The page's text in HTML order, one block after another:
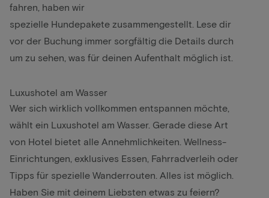
fahren, haben wir
spezielle Hundepakete zusammengestellt. Lese dir
vor der Buchung immer sorgfältig die Details durch
um zu sehen, was für deinen Aufenthalt möglich ist.
Luxushotel am Wasser
Wer sich wirklich vollkommen entspannen möchte,
wählt ein Luxushotel am Wasser. Gerade diese Art
von Hotel bietet alle Annehmlichkeiten. Wellness-
Einrichtungen, exklusives Essen, Fahrradverleih oder
Tipps für spezielle Wanderrouten. Alles ist möglich.
Haben Sie mit deinem Liebsten etwas zu feiern?